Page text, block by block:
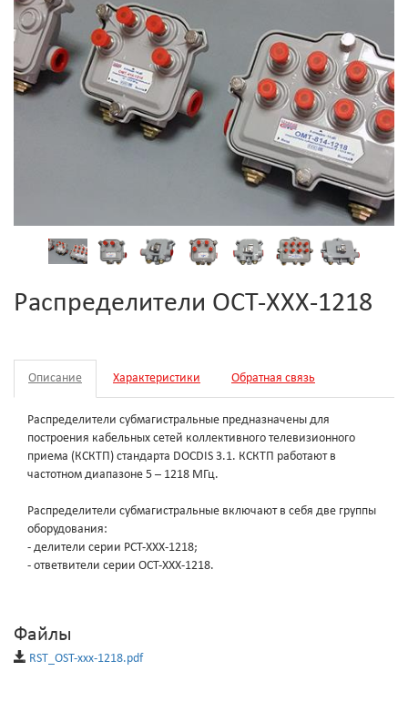
Распределители ОСТ-ХХХ-1218
Описание Характеристики Обратная связь
Распределители субмагистральные предназначены для
построения кабельных сетей коллективного телевизионного
приема (КСКТП) стандарта DOCDIS 3.1. КСКТП работают в
частотном диапазоне 5 – 1218 МГц.
Распределители субмагистральные включают в себя две группы
оборудования:
- делители серии РСТ-ХХХ-1218;
- ответвители серии ОСТ-ХХХ-1218.
Файлы
RST_OST-ххх-1218.pdf